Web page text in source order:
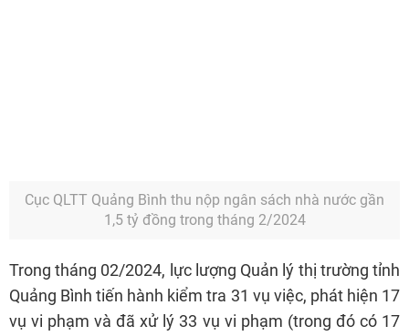
Cục QLTT Quảng Bình thu nộp ngân sách nhà nước gần
1,5 tỷ đồng trong tháng 2/2024
Trong tháng 02/2024, lực lượng Quản lý thị trường tỉnh
Quảng Bình tiến hành kiểm tra 31 vụ việc, phát hiện 17
vụ vi phạm và đã xử lý 33 vụ vi phạm (trong đó có 17